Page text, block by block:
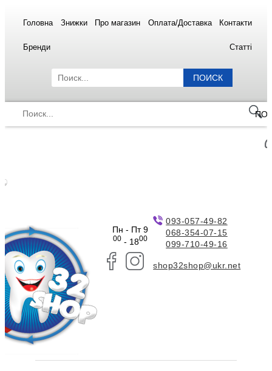
Головна Знижки Про магазин Оплата/Доставка Контакти
Бренди Статті
ПОИСК
Пн - Пт 9
00- 1800
093-057-49-82
068-354-07-15
099-710-49-16
shop32shop@ukr.net